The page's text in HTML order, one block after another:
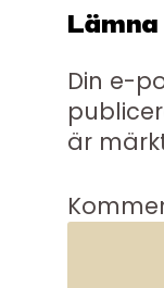
Din e-
är